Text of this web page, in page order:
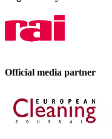
Official media partner